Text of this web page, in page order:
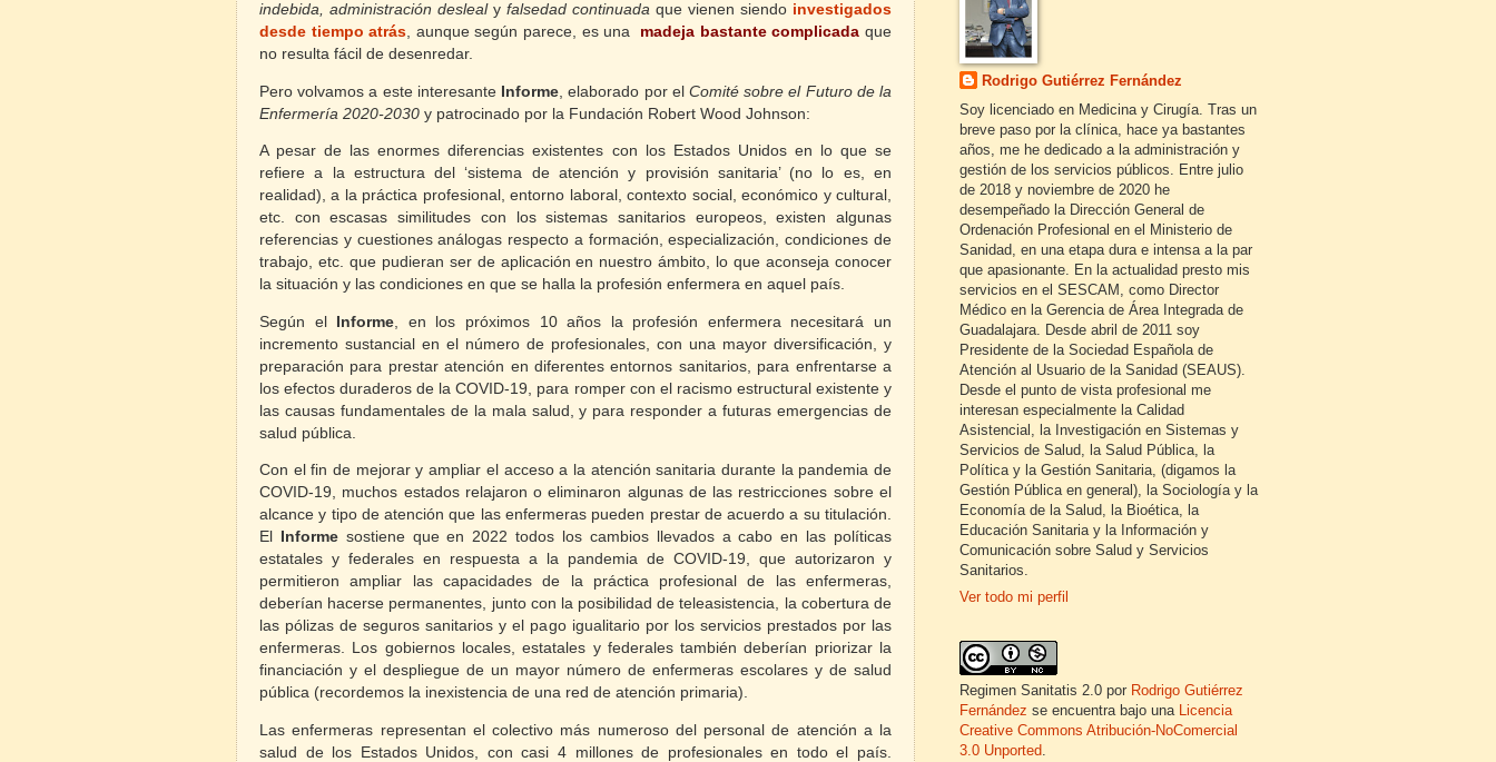
indebida, administración desleal y falsedad continuada que vienen siendo investigados
desde tiempo atrás, aunque según parece, es una madeja bastante complicada que
no resulta fácil de desenredar.
Pero volvamos a este interesante Informe , elaborado por el Comité sobre el Futuro de la
Enfermería 2020-2030 y patrocinado por la Fundación Robert Wood Johnson:
A pesar de las enormes diferencias existentes con los Estados Unidos en lo que se
refiere a la estructura del ‘sistema de atención y provisión sanitaria’ (no lo es, en
realidad), a la práctica profesional, entorno laboral, contexto social, económico y cultural,
etc. con escasas similitudes con los sistemas sanitarios europeos, existen algunas
referencias y cuestiones análogas respecto a formación, especialización, condiciones de
trabajo, etc. que pudieran ser de aplicación en nuestro ámbito, lo que aconseja conocer
la situación y las condiciones en que se halla la profesión enfermera en aquel país.
Según el Informe , en los próximos 10 años la profesión enfermera necesitará un
incremento sustancial en el número de profesionales, con una mayor diversificación, y
preparación para prestar atención en diferentes entornos sanitarios, para enfrentarse a
los efectos duraderos de la COVID-19, para romper con el racismo estructural existente y
las causas fundamentales de la mala salud, y para responder a futuras emergencias de
salud pública.
Con el fin de mejorar y ampliar el acceso a la atención sanitaria durante la pandemia de
COVID-19, muchos estados relajaron o eliminaron algunas de las restricciones sobre el
alcance y tipo de atención que las enfermeras pueden prestar de acuerdo a su titulación.
El
Informesostiene que en 2022 todos los cambios llevados a cabo en las políticas
estatales y federales en respuesta a la pandemia de COVID-19, que autorizaron y
permitieron ampliar las capacidades de la práctica profesional de las enfermeras,
deberían hacerse permanentes, junto con la posibilidad de teleasistencia, la cobertura de
las pólizas de seguros sanitarios y el pago igualitario por los servicios prestados por las
enfermeras. Los gobiernos locales, estatales y federales también deberían priorizar la
financiación y el despliegue de un mayor número de enfermeras escolares y de salud
pública (recordemos la inexistencia de una red de atención primaria).
Las enfermeras representan el colectivo más numeroso del personal de atención a la
salud de los Estados Unidos, con casi 4 millones de profesionales en todo el país.
Rodrigo Gutiérrez Fernández
Soy licenciado en Medicina y Cirugía. Tras un
breve paso por la clínica, hace ya bastantes
años, me he dedicado a la administración y
gestión de los servicios públicos. Entre julio
de 2018 y noviembre de 2020 he
desempeñado la Dirección General de
Ordenación Profesional en el Ministerio de
Sanidad, en una etapa dura e intensa a la par
que apasionante. En la actualidad presto mis
servicios en el SESCAM, como Director
Médico en la Gerencia de Área Integrada de
Guadalajara. Desde abril de 2011 soy
Presidente de la Sociedad Española de
Atención al Usuario de la Sanidad (SEAUS).
Desde el punto de vista profesional me
interesan especialmente la Calidad
Asistencial, la Investigación en Sistemas y
Servicios de Salud, la Salud Pública, la
Política y la Gestión Sanitaria, (digamos la
Gestión Pública en general), la Sociología y la
Economía de la Salud, la Bioética, la
Educación Sanitaria y la Información y
Comunicación sobre Salud y Servicios
Sanitarios.
Ver todo mi perfil
Regimen Sanitatis 2.0 por Rodrigo Gutiérrez
Fernández se encuentra bajo una Licencia
Creative Commons Atribución-NoComercial
3.0 Unported.